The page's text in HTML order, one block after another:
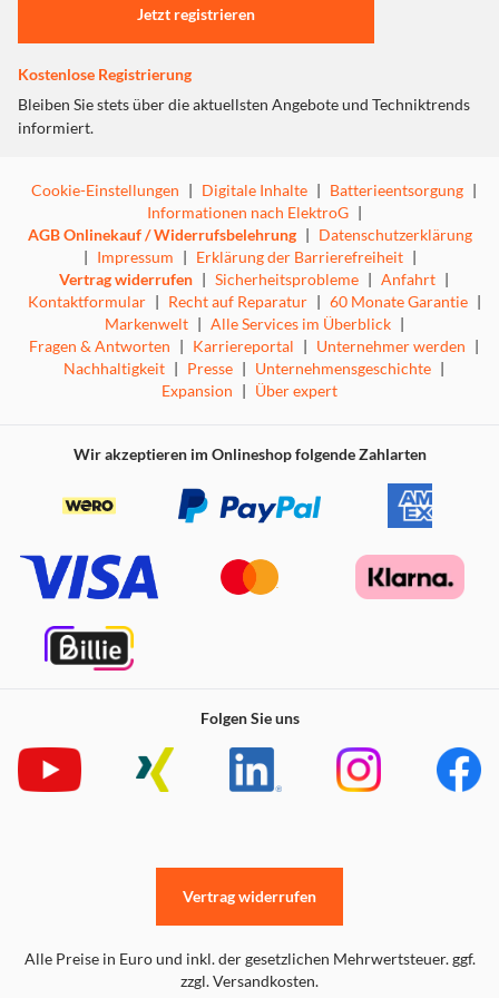
Jetzt registrieren
Kostenlose Registrierung
Bleiben Sie stets über die aktuellsten Angebote und Techniktrends
informiert.
Cookie-Einstellungen | Digitale Inhalte | Batterieentsorgung |
Informationen nach ElektroG |
AGB Onlinekauf / Widerrufsbelehrung | Datenschutzerklärung
| Impressum | Erklärung der Barrierefreiheit |
Vertrag widerrufen | Sicherheitsprobleme | Anfahrt |
Kontaktformular | Recht auf Reparatur | 60 Monate Garantie |
Markenwelt | Alle Services im Überblick |
Fragen & Antworten | Karriereportal | Unternehmer werden |
Nachhaltigkeit | Presse | Unternehmensgeschichte |
Expansion | Über expert
Wir akzeptieren im Onlineshop folgende Zahlarten
Folgen Sie uns
Alle Preise in Euro und inkl. der gesetzlichen Mehrwertsteuer. ggf.
zzgl. Versandkosten.
Vertrag widerrufen